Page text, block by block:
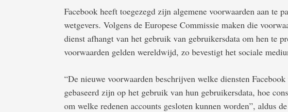
Facebook heeft toegezegd zijn algemene voorwaarden aan te
wetgevers. Volgens de Europese Commissie maken die
dienst afhangt van het gebruik van gebruikersdata om hen te
voorwaarden gelden wereldwijd, zo bevestigt het sociale
“De nieuwe voorwaarden beschrijven welke diensten
gebaseerd zijn op het gebruik van hun gebruikersdata, hoe
om welke redenen accounts gesloten kunnen worden”, aldus